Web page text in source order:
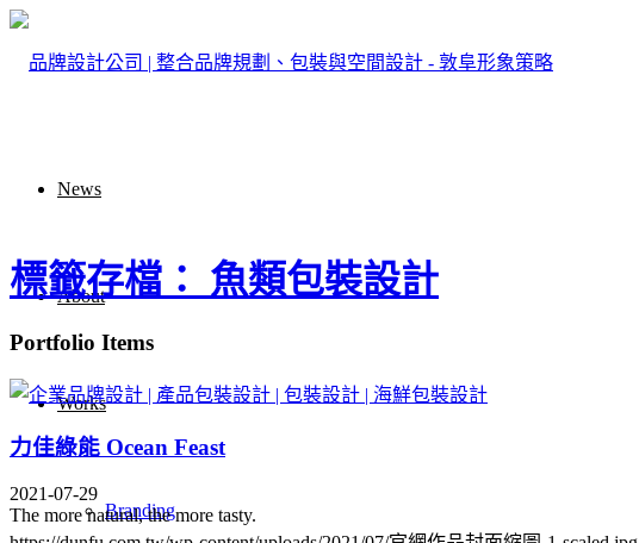
News
About
Works
Branding
標籤存檔： 魚類包裝設計
Portfolio Items
力佳綠能 Ocean Feast
2021-07-29
The more natural, the more tasty.